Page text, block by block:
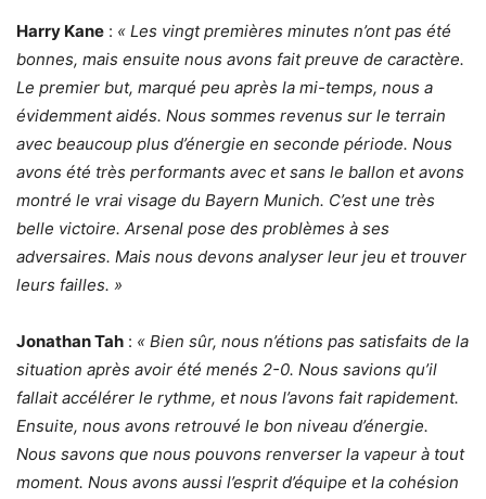
Harry Kane : « Les vingt premières minutes n’ont pas été
bonnes, mais ensuite nous avons fait preuve de caractère.
Le premier but, marqué peu après la mi-temps, nous a
évidemment aidés. Nous sommes revenus sur le terrain
avec beaucoup plus d’énergie en seconde période. Nous
avons été très performants avec et sans le ballon et avons
montré le vrai visage du Bayern Munich. C’est une très
belle victoire. Arsenal pose des problèmes à ses
adversaires. Mais nous devons analyser leur jeu et trouver
leurs failles. »
Jonathan Tah : « Bien sûr, nous n’étions pas satisfaits de la
situation après avoir été menés 2-0. Nous savions qu’il
fallait accélérer le rythme, et nous l’avons fait rapidement.
Ensuite, nous avons retrouvé le bon niveau d’énergie.
Nous savons que nous pouvons renverser la vapeur à tout
moment. Nous avons aussi l’esprit d’équipe et la cohésion